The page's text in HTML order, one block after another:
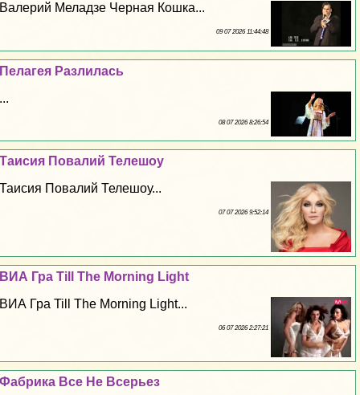
Валерий Меладзе Черная Кошка...
09 07 2026 11:44:48
Пелагея Разлилась
...
08 07 2026 8:26:54
Таисия Повалий Телешоу
Таисия Повалий Телешоу...
07 07 2026 9:52:14
ВИА Гра Till The Morning Light
ВИА Гра Till The Morning Light...
06 07 2026 2:27:21
Фабрика Все Не Всерьез